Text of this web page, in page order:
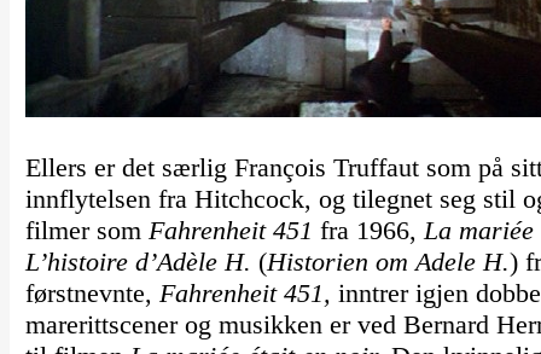
Ellers er det særlig François Truffaut som på
innflytelsen fra Hitchcock, og tilegnet seg stil
filmer som Fahrenheit 451 fra 1966, La
L’histoire d’Adèle H. (Historien om Adele H.)
førstnevnte, Fahrenheit 451, inntrer igjen
marerittscener og musikken er ved Bernard